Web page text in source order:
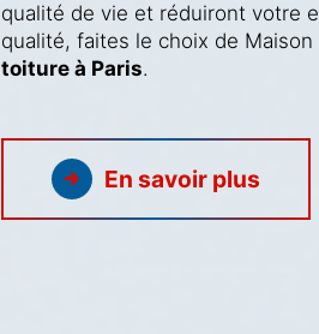
qualité de vie et réduiront votre
qualité, faites le choix de
toiture à Paris.
En savoir plus